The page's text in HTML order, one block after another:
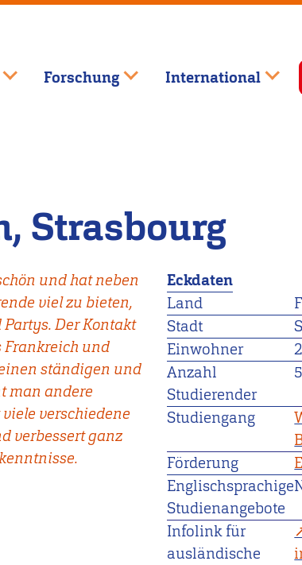
Forschung International
Strasbourg
Eckdaten
Land
Stadt
Einwohner
Anzahl
Studierender
Studiengang
Förderung
Englischsprachige
Studienangebote
Infolink für
ausländische
und hat neben
viel zu bieten,
Der Kontakt
Frankreich und
ständigen und
man andere
verschiedene
verbessert ganz